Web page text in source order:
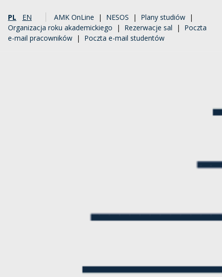
PL EN AMK OnLine | NESOS | Plany studiów |
Organizacja roku akademickiego | Rezerwacje sal | Poczta
e-mail pracowników | Poczta e-mail studentów